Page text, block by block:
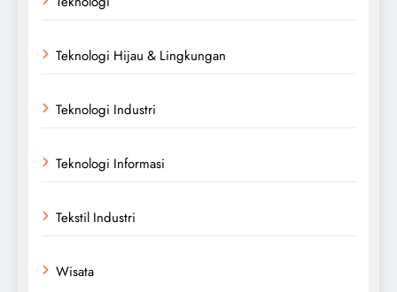
Teknologi Hijau & Lingkungan
Teknologi Industri
Teknologi Informasi
Tekstil Industri
Wisata